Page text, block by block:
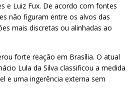
e Luiz Fux. De acordo com fontes
não figuram entre os alvos das
mais discretas ou alinhadas ao
forte reação em Brasília. O atual
Lula da Silva classificou a medida
e uma ingerência externa sem